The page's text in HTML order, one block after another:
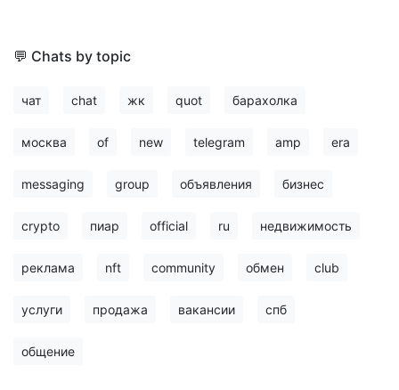
💬 Chats by topic
чат chat жк quot барахолка
москва of new telegram amp era
messaging group объявления бизнес
crypto пиар official ru недвижимость
реклама nft community обмен club
услуги продажа вакансии спб
общение